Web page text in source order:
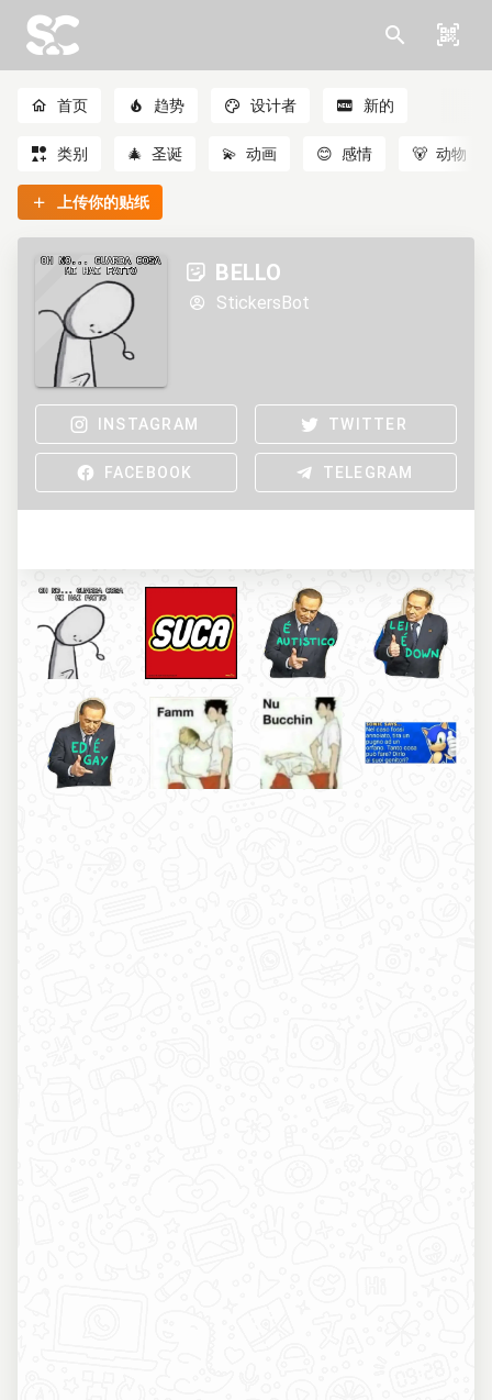
首页 趋势 设计者 新的
类别 🎄 圣诞 💫 动画 😊 感情 🐻 动物
上传你的贴纸
BELLO
StickersBot
INSTAGRAM TWITTER
FACEBOOK TELEGRAM